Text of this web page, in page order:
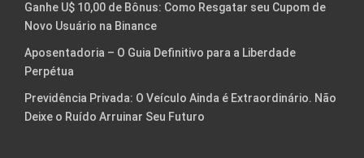
Ganhe U$ 10,00 de Bônus: Como Resgatar seu Cupom de
Novo Usuário na Binance
Aposentadoria – O Guia Definitivo para a Liberdade
Perpétua
Previdência Privada: O Veículo Ainda é Extraordinário. Não
Deixe o Ruído Arruinar Seu Futuro